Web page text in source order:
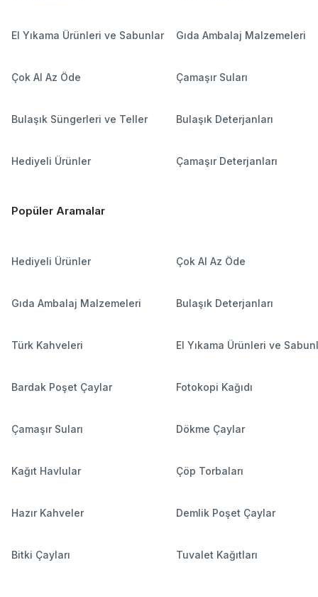
El Yıkama Ürünleri ve Sabunlar Gıda Ambalaj Malzemeleri
Çok Al Az Öde Çamaşır Suları
Bulaşık Süngerleri ve Teller Bulaşık Deterjanları
Hediyeli Ürünler Çamaşır Deterjanları
Popüler Aramalar
Hediyeli Ürünler Çok Al Az Öde
Gıda Ambalaj Malzemeleri Bulaşık Deterjanları
Türk Kahveleri El Yıkama Ürünleri ve
Bardak Poşet Çaylar Fotokopi Kağıdı
Çamaşır Suları Dökme Çaylar
Kağıt Havlular Çöp Torbaları
Hazır Kahveler Demlik Poşet Çaylar
Bitki Çayları Tuvalet Kağıtları